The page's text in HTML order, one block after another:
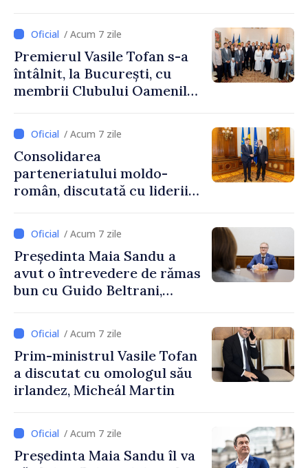
/ Acum 7 zile
Premierul Vasile Tofan s-a
întâlnit, la București, cu
membrii Clubului Oamenilor
/ Acum 7 zile
Consolidarea
parteneriatului moldo-
român, discutată cu liderii
/ Acum 7 zile
Președinta Maia Sandu a
avut o întrevedere de rămas
bun cu Guido Beltrani,
Cooperare al Elveției în
Republica Moldova
/ Acum 7 zile
Prim-ministrul Vasile Tofan
a discutat cu omologul său
irlandez, Micheál Martin
/ Acum 7 zile
Președinta Maia Sandu îl va